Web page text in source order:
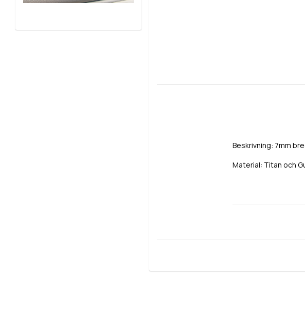
Beskrivning: 7mm
Material: Titan och